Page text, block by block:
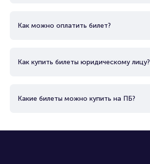
Как можно оплатить билет?
Как купить билеты юридическому лицу?
Какие билеты можно купить на ПБ?